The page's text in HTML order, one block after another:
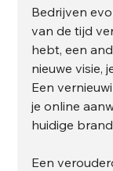
Bedrijven
van de tijd
hebt, een
nieuwe visie,
Een
je online
huidige
Een